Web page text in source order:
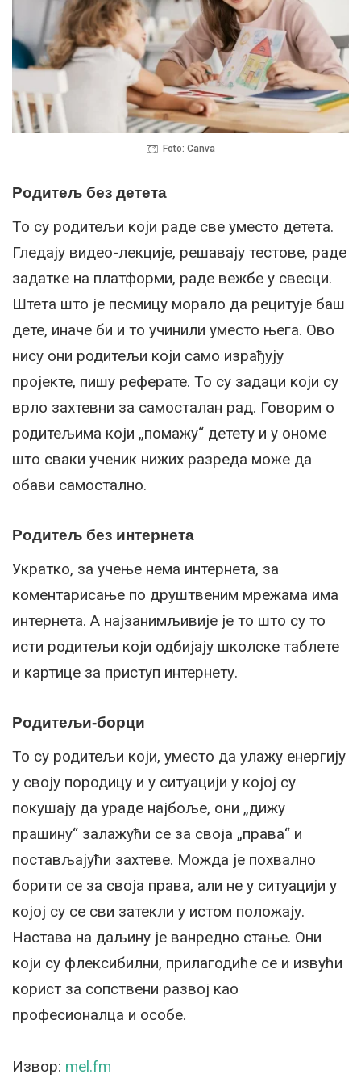
Foto: Canva
Родитељ без детета
То су родитељи који раде све уместо детета.
Гледају видео-лекције, решавају тестове, раде
задатке на платформи, раде вежбе у свесци.
Штета што је песмицу морало да рецитује баш
дете, иначе би и то учинили уместо њега. Ово
нису они родитељи који само израђују
пројекте, пишу реферате. То су задаци који су
врло захтевни за самосталан рад. Говорим о
родитељима који „помажу“ детету и у ономе
што сваки ученик нижих разреда може да
обави самостално.
Родитељ без интернета
Укратко, за учење нема интернета, за
коментарисање по друштвеним мрежама има
интернета. А најзанимљивије је то што су то
исти родитељи који одбијају школске таблете
и картице за приступ интернету.
Родитељи-борци
То су родитељи који, уместо да улажу енергију
у своју породицу и у ситуацији у којој су
покушају да ураде најбоље, они „дижу
прашину“ залажући се за своја „права“ и
постављајући захтеве. Можда је похвално
борити се за своја права, али не у ситуацији у
којој су се сви затекли у истом положају.
Настава на даљину је ванредно стање. Они
који су флексибилни, прилагодиће се и извући
корист за сопствени развој као
професионалца и особе.
Извор: mel.fm